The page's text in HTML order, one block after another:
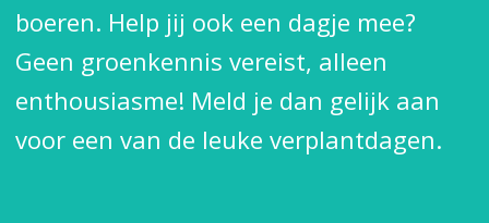
boeren. Help jij ook een dagje mee?
Geen groenkennis vereist, alleen
enthousiasme! Meld je dan gelijk aan
voor een van de leuke verplantdagen.